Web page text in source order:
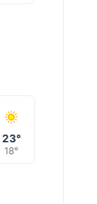
23°
18°